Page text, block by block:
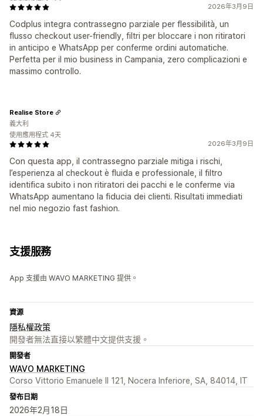
2026年3月9日
Codplus integra contrassegno parziale per flessibilità, un
flusso checkout user-friendly, filtri per bloccare i non ritiratori
in anticipo e WhatsApp per conferme ordini automatiche.
Perfetta per il mio business in Campania, zero complicazioni e
massimo controllo.
2026年3月9日
Con questa app, il contrassegno parziale mitiga i rischi,
l’esperienza al checkout è fluida e professionale, il filtro
identifica subito i non ritiratori dei pacchi e le conferme via
WhatsApp aumentano la fiducia dei clienti. Risultati immediati
nel mio negozio fast fashion.
Realise Store
義大利
使用應用程式 4天
支援服務
App 支援由 WAVO MARKETING 提供。
資源
隱私權政策
開發者無法直接以繁體中文提供支援。
開發者
WAVO MARKETING
Corso Vittorio Emanuele II 121, Nocera Inferiore, SA, 84014, IT
發布日期
2026年2月18日